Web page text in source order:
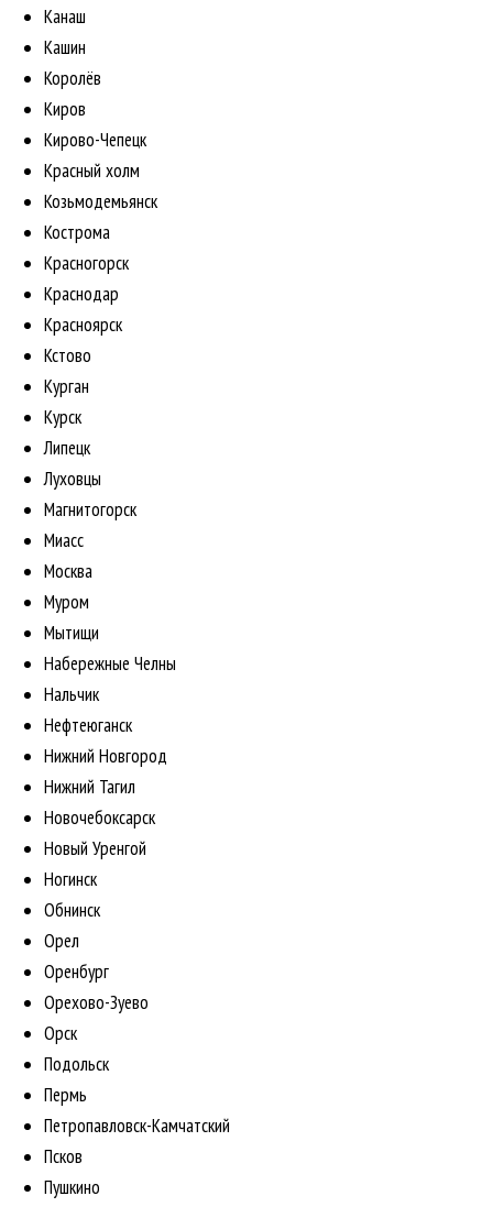
Канаш
Кашин
Королёв
Киров
Кирово-Чепецк
Красный холм
Козьмодемьянск
Кострома
Красногорск
Краснодар
Красноярск
Кстово
Курган
Курск
Липецк
Луховцы
Магнитогорск
Миасс
Москва
Муром
Мытищи
Набережные Челны
Нальчик
Нефтеюганск
Нижний Новгород
Нижний Тагил
Новочебоксарск
Новый Уренгой
Ногинск
Обнинск
Орел
Оренбург
Орехово-Зуево
Орск
Подольск
Пермь
Петропавловск-Камчатский
Псков
Пушкино